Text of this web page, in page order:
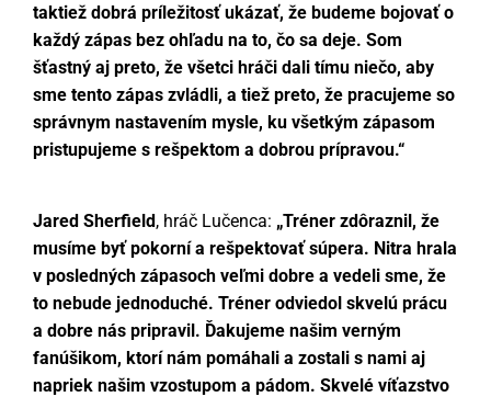
taktiež dobrá príležitosť ukázať, že budeme bojovať o
každý zápas bez ohľadu na to, čo sa deje. Som
šťastný aj preto, že všetci hráči dali tímu niečo, aby
sme tento zápas zvládli, a tiež preto, že pracujeme so
správnym nastavením mysle, ku všetkým zápasom
pristupujeme s rešpektom a dobrou prípravou.“
Jared Sherfield, hráč Lučenca: „Tréner zdôraznil, že
musíme byť pokorní a rešpektovať súpera. Nitra hrala
v posledných zápasoch veľmi dobre a vedeli sme, že
to nebude jednoduché. Tréner odviedol skvelú prácu
a dobre nás pripravil. Ďakujeme našim verným
fanúšikom, ktorí nám pomáhali a zostali s nami aj
napriek našim vzostupom a pádom. Skvelé víťazstvo